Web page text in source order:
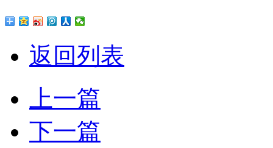
返回列表
上一篇
下一篇